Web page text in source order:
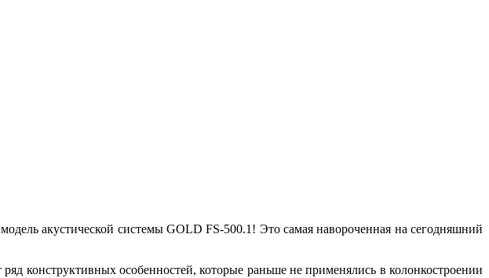
акустической системы GOLD FS-500.1! Это самая навороченная на сегодняшний
конструктивных особенностей, которые раньше не применялись в колонкостроении